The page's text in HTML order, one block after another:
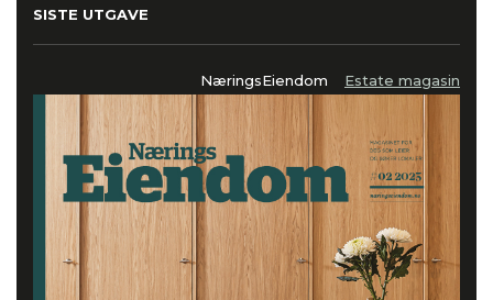
SISTE UTGAVE
NæringsEiendom Estate magasin